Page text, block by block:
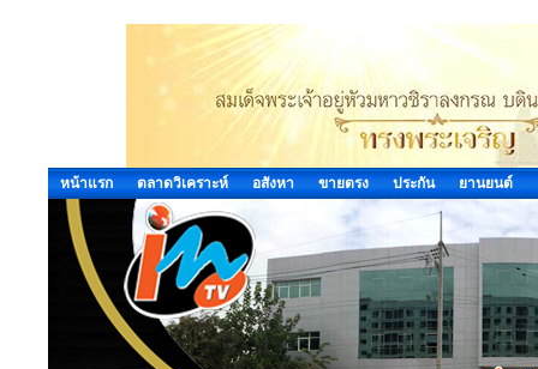
หน้าแรก ตลาดวิเคราะห์ อสังหา ขายตรง ประกัน ยานยนต์